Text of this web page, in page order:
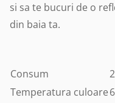
si sa te bucuri de o
din baia ta.
Consum
Temperatura culoare